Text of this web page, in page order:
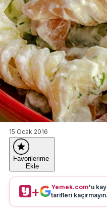
15 Ocak 2016
Favorilerime
Ekle
+ Yemek.com'u
tarifleri kaçırmayın.